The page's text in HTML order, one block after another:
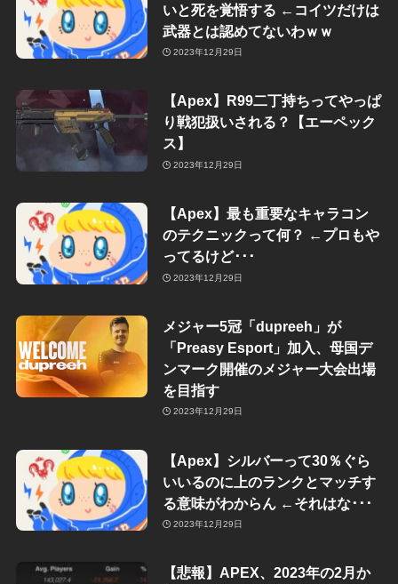
いと死を覚悟する ←コイツだけは
武器とは認めてないわｗｗ
2023年12月29日
【Apex】R99二丁持ちってやっぱ
り戦犯扱いされる？【エーペック
ス】
2023年12月29日
【Apex】最も重要なキャラコン
のテクニックって何？ ←プロもや
ってるけど･･･
2023年12月29日
メジャー5冠「dupreeh」が
「Preasy Esport」加入、母国デ
ンマーク開催のメジャー大会出場
を目指す
2023年12月29日
【Apex】シルバーって30％ぐら
いいるのに上のランクとマッチす
る意味がわからん ←それはな･･･
2023年12月29日
【悲報】APEX、2023年の2月か